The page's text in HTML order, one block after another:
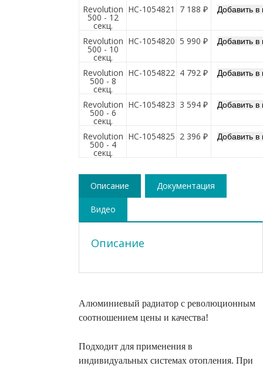
Revolution
500 - 12
секц.
НС-1054821 7 188 ₽
Revolution
500 - 10
секц.
НС-1054820 5 990 ₽
Revolution
500 - 8
секц.
НС-1054822 4 792 ₽
Revolution
500 - 6
секц.
НС-1054823 3 594 ₽
Revolution
500 - 4
секц.
НС-1054825 2 396 ₽
Описание Документация
Видео
Описание
Алюминиевый радиатор с революционным
соотношением цены и качества!
Подходит для применения в
индивидуальных системах отопления. При